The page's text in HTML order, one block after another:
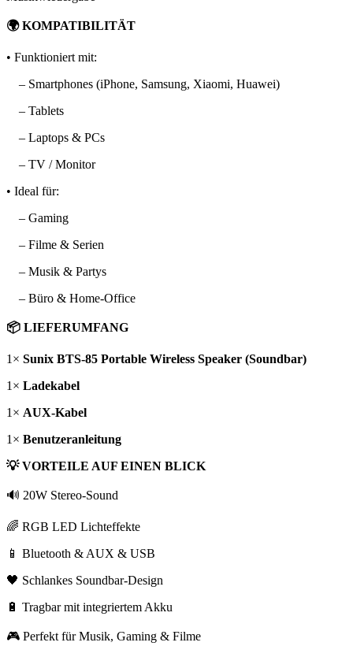
🌍 KOMPATIBILITÄT
• Funktioniert mit:
– Smartphones (iPhone, Samsung, Xiaomi, Huawei)
– Tablets
– Laptops & PCs
– TV / Monitor
• Ideal für:
– Gaming
– Filme & Serien
– Musik & Partys
– Büro & Home-Office
📦 LIEFERUMFANG
1× Sunix BTS-85 Portable Wireless Speaker (Soundbar)
1× Ladekabel
1× AUX-Kabel
1× Benutzeranleitung
💡 VORTEILE AUF EINEN BLICK
🔊 20W Stereo-Sound
🌈 RGB LED Lichteffekte
📱 Bluetooth & AUX & USB
🖤 Schlankes Soundbar-Design
🔋 Tragbar mit integriertem Akku
🎮 Perfekt für Musik, Gaming & Filme